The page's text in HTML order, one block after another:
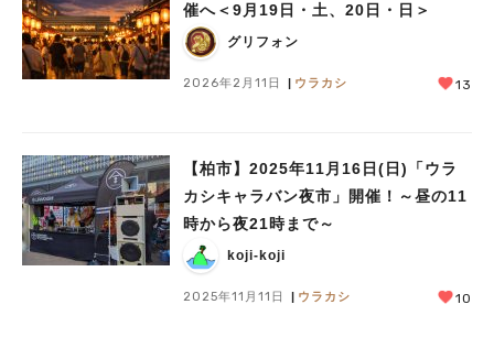
催へ＜9月19日・土、20日・日＞
グリフォン
2026年2月11日 ウラカシ 13
【柏市】2025年11月16日(日)「ウラ
カシキャラバン夜市」開催！～昼の11
時から夜21時まで～
koji-koji
2025年11月11日 ウラカシ 10